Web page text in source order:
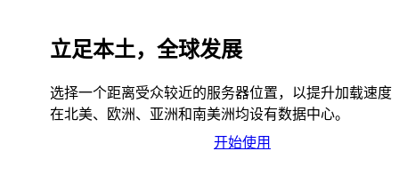
立足本土，全球发展
选择一个距离受众较近的服务器位置，以提升加载速度
在北美、欧洲、亚洲和南美洲均设有数据中心。
开始使用